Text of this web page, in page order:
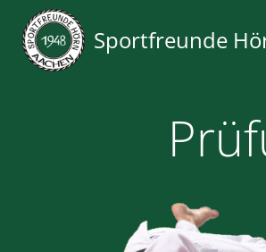
Inhalt
springen
Sportfreunde